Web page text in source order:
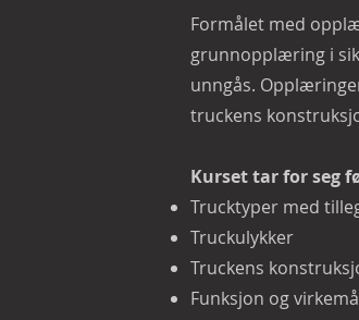
Formålet med
grunnopplæring i
unngås.
truckens
Kurset tar for seg
Trucktyper med
Truckulykker
Truckens
Funksjon og